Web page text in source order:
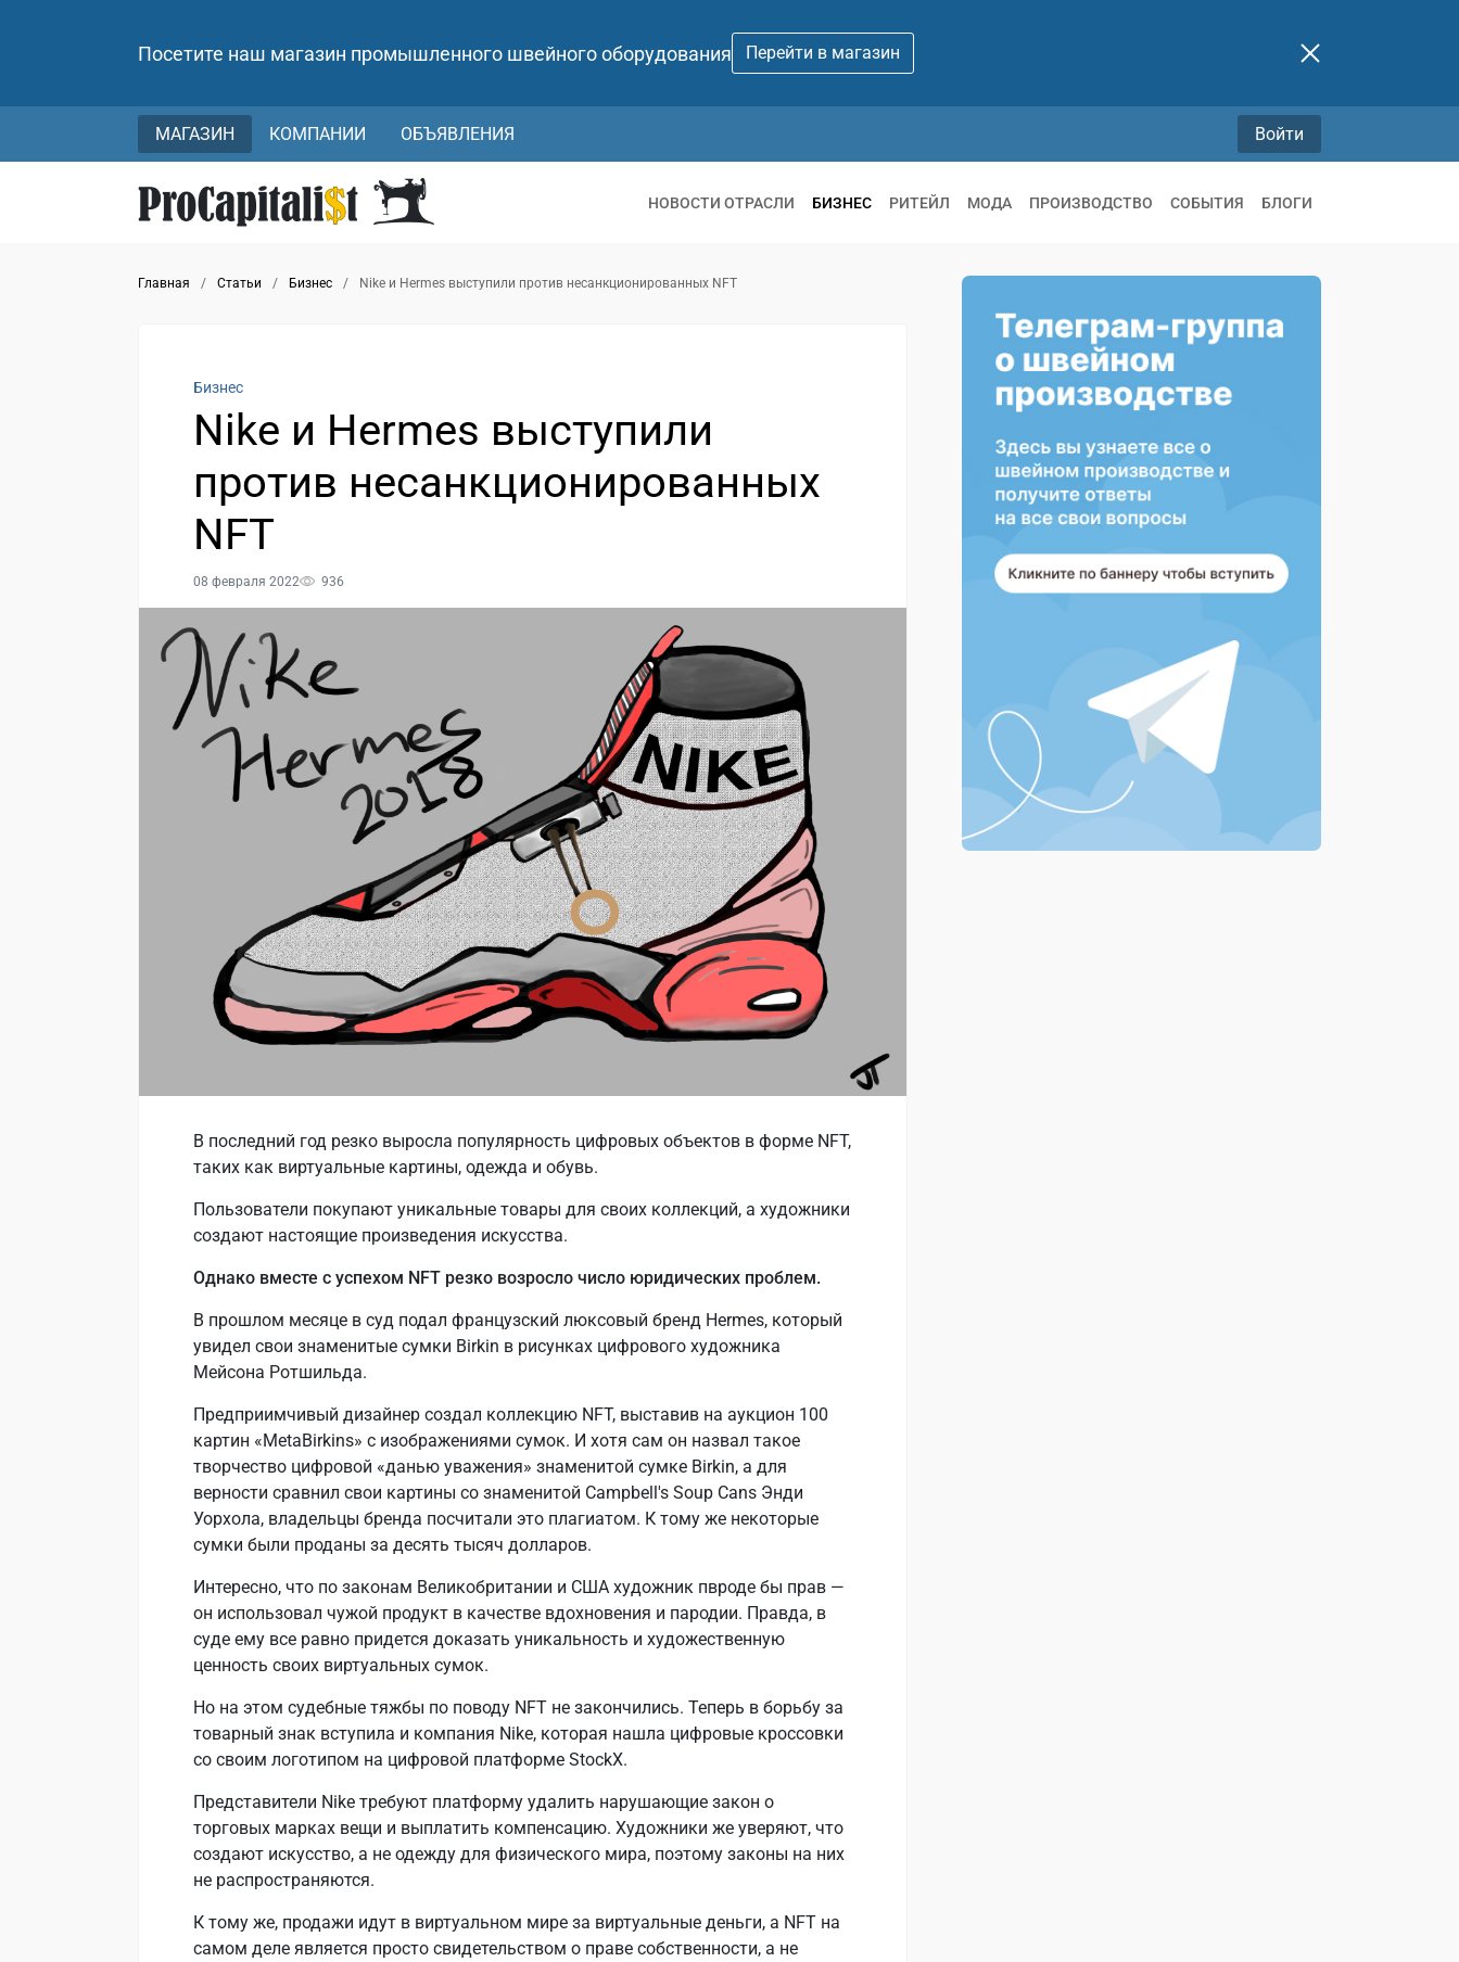
Посетите наш магазин промышленного швейного оборудования Перейти в магазин
МАГАЗИН КОМПАНИИ ОБЪЯВЛЕНИЯ Войти
НОВОСТИ ОТРАСЛИ БИЗНЕС РИТЕЙЛ МОДА ПРОИЗВОДСТВО СОБЫТИЯ БЛОГИ
Главная / Статьи / Бизнес / Nike и Hermes выступили против несанкционированных NFT
Бизнес
Nike и Hermes выступили
против несанкционированных
NFT
08 февраля 2022 936
В последний год резко выросла популярность цифровых объектов в форме NFT,
таких как виртуальные картины, одежда и обувь.
Пользователи покупают уникальные товары для своих коллекций, а художники
создают настоящие произведения искусства.
Однако вместе с успехом NFT резко возросло число юридических проблем.
В прошлом месяце в суд подал французский люксовый бренд Hermes, который
увидел свои знаменитые сумки Birkin в рисунках цифрового художника
Мейсона Ротшильда.
Предприимчивый дизайнер создал коллекцию NFT, выставив на аукцион 100
картин «MetaBirkins» с изображениями сумок. И хотя сам он назвал такое
творчество цифровой «данью уважения» знаменитой сумке Birkin, а для
верности сравнил свои картины со знаменитой Campbell's Soup Cans Энди
Уорхола, владельцы бренда посчитали это плагиатом. К тому же некоторые
сумки были проданы за десять тысяч долларов.
Интересно, что по законам Великобритании и США художник пвроде бы прав —
он использовал чужой продукт в качестве вдохновения и пародии. Правда, в
суде ему все равно придется доказать уникальность и художественную
ценность своих виртуальных сумок.
Но на этом судебные тяжбы по поводу NFT не закончились. Теперь в борьбу за
товарный знак вступила и компания Nike, которая нашла цифровые кроссовки
со своим логотипом на цифровой платформе StockX.
Представители Nike требуют платформу удалить нарушающие закон о
торговых марках вещи и выплатить компенсацию. Художники же уверяют, что
создают искусство, а не одежду для физического мира, поэтому законы на них
не распространяются.
К тому же, продажи идут в виртуальном мире за виртуальные деньги, а NFT на
самом деле является просто свидетельством о праве собственности, а не